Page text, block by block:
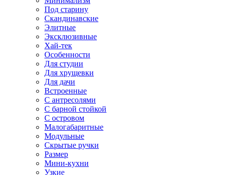
Под старину
Скандинавские
Элитные
Эксклюзивные
Хай-тек
Особенности
Для студии
Для хрущевки
Для дачи
Встроенные
С антресолями
С барной стойкой
С островом
Малогабаритные
Модульные
Скрытые ручки
Размер
Мини-кухни
Узкие